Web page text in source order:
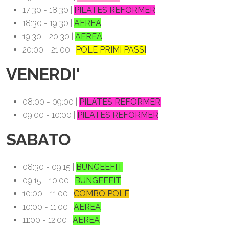
17:30 - 18:30 | PILATES REFORMER
18:30 - 19:30 | AEREA
19:30 - 20:30 | AEREA
20:00 - 21:00 | POLE PRIMI PASSI
VENERDI'
08:00 - 09:00 | PILATES REFORMER
09:00 - 10:00 | PILATES REFORMER
SABATO
08:30 - 09:15 | BUNGEEFIT
09:15 - 10:00 | BUNGEEFIT
10:00 - 11:00 | COMBO POLE
10:00 - 11:00 | AEREA
11:00 - 12:00 | AEREA